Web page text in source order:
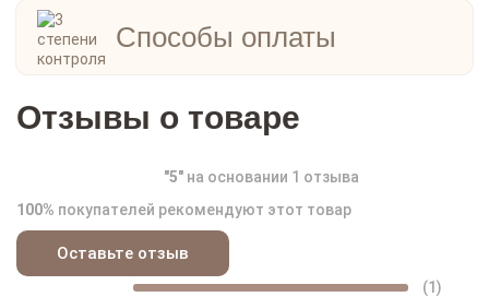
Способы оплаты
Отзывы о товаре
"5" на основании 1 отзыва
100% покупателей рекомендуют этот товар
Оставьте отзыв
(1)